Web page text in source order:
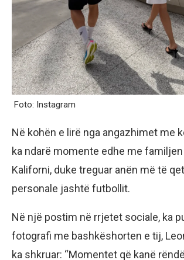
Foto: Instagram
Në kohën e lirë nga angazhimet me
ka ndarë momente edhe me
Kaliforni, duke treguar anën më të
personale jashtë futbollit.
Në një postim në rrjetet sociale, ka
fotografi me bashkëshorten e tij,
ka shkruar: “Momentet që kanë